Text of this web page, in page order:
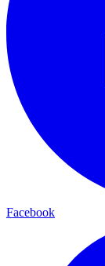
Facebook